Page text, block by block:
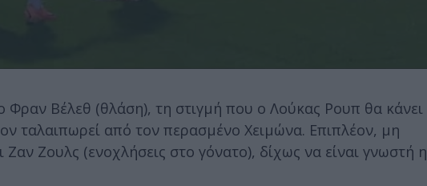
Φραν Βέλεθ (θλάση), τη στιγμή που ο Λούκας Ρουπ θα κάνει
ταλαιπωρεί από τον περασμένο Χειμώνα. Επιπλέον, μη
Ζαν Ζουλς (ενοχλήσεις στο γόνατο), δίχως να είναι γνωστή η